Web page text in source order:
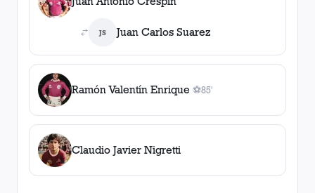
JS Juan Carlos Suarez
Ramón Valentín Enrique ⚽
1gol
85'
Claudio Javier Nigretti